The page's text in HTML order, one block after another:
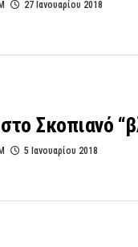
27 Ιανουαρίου 2018
Σκοπιανό
5 Ιανουαρίου 2018